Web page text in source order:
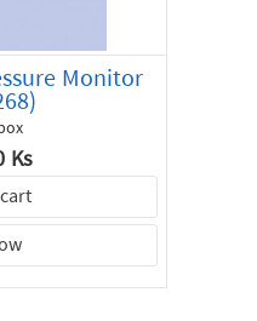
Monitor
Ks